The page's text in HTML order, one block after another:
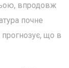
впродовж
почне
прогнозує, що в